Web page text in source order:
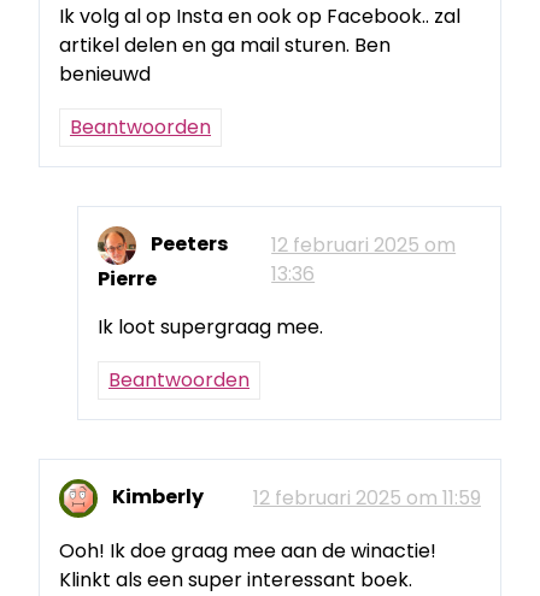
Ik volg al op Insta en ook op Facebook.. zal
artikel delen en ga mail sturen. Ben
benieuwd
Beantwoorden
Peeters
Pierre
12 februari 2025 om
13:36
Ik loot supergraag mee.
Beantwoorden
Kimberly
12 februari 2025 om 11:59
Ooh! Ik doe graag mee aan de winactie!
Klinkt als een super interessant boek.